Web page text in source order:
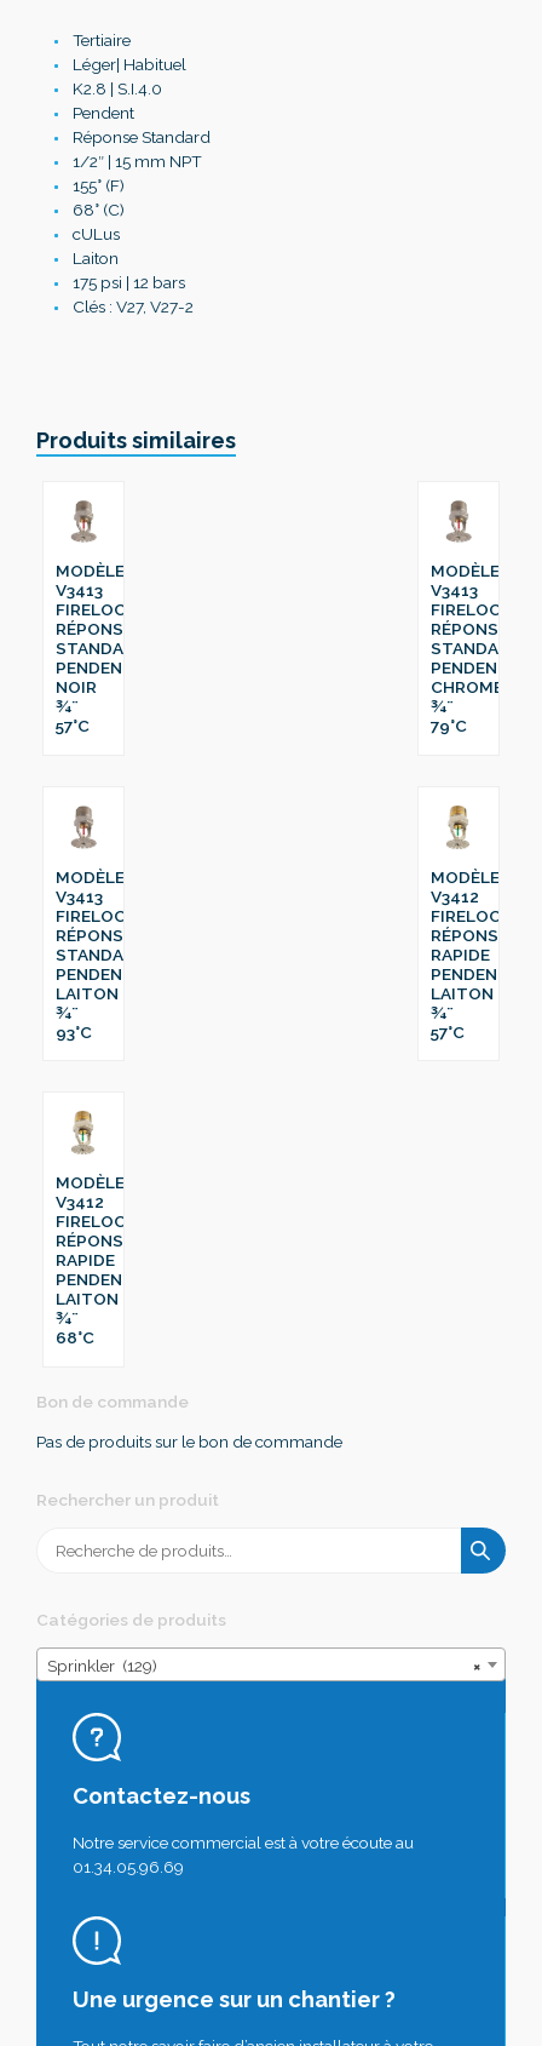
Tertiaire
Léger| Habituel
K2.8 | S.I.4.0
Pendent
Réponse Standard
1/2″ | 15 mm NPT
155° (F)
68° (C)
cULus
Laiton
175 psi | 12 bars
Clés : V27, V27-2
Produits similaires
MODÈLE
V3413
FIRELOCK™
RÉPONSE
STANDARD
PENDENT
NOIR
¾¨
57°C
MODÈLE
V3413
FIRELOCK™
RÉPONSE
STANDARD
PENDENT
CHROME
¾¨
79°C
MODÈLE
V3413
FIRELOCK™
RÉPONSE
STANDARD
PENDENT
LAITON
¾¨
93°C
MODÈLE
V3412
FIRELOCK™
RÉPONSE
RAPIDE
PENDENT
LAITON
¾¨
57°C
MODÈLE
V3412
FIRELOCK™
RÉPONSE
RAPIDE
PENDENT
LAITON
¾¨
68°C
Bon de commande
Pas de produits sur le bon de commande
Rechercher un produit
pour :
Catégories de produits
×
Sprinkler (129)
Contactez-nous
Notre service commercial est à votre écoute au
01.34.05.96.69
Une urgence sur un chantier ?